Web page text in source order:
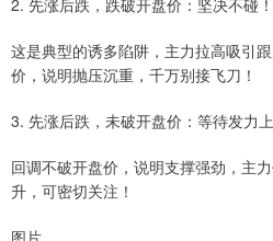
2. 先涨后跌，跌破开盘价：坚决不碰！
这是典型的诱多陷阱，主力拉高吸引
价，说明抛压沉重，千万别接飞刀！
3. 先涨后跌，未破开盘价：等待发力上
回调不破开盘价，说明支撑强劲，主
升，可密切关注！